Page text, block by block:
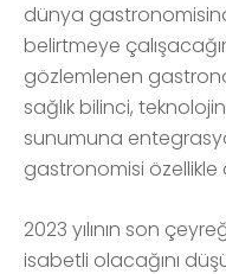
dünya
belirtmeye
gözlemlenen
sağlık bilinci,
sunumuna
gastronomisi özellikle
2023 yılının son
isabetli olacağını